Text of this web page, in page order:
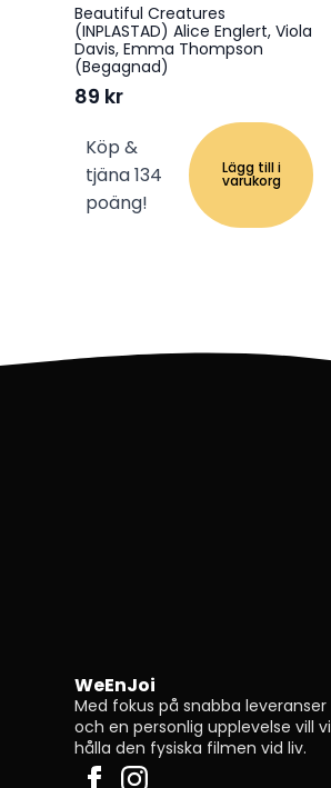
Beautiful Creatures
(INPLASTAD) Alice Englert, Viola
Davis, Emma Thompson
(Begagnad)
89 kr
Köp &
tjäna 134
poäng!
Lägg till i
varukorg
WeEnJoi
Med fokus på snabba leveranser
och en personlig upplevelse vill vi
hålla den fysiska filmen vid liv.